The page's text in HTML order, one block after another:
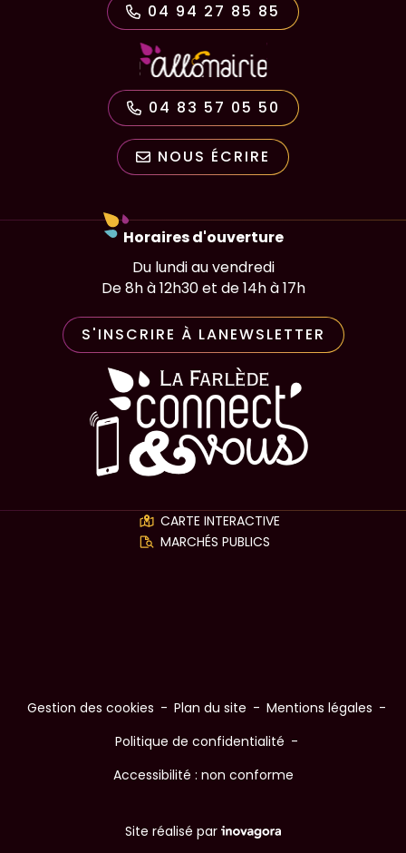
04 94 27 85 85
04 83 57 05 50
NOUS ÉCRIRE
Horaires d'ouverture
Du lundi au vendredi
De 8h à 12h30 et de 14h à 17h
S'INSCRIRE À LANEWSLETTER
CARTE INTERACTIVE
MARCHÉS PUBLICS
Gestion des cookies Plan du site
Mentions légales
Politique de confidentialité
Accessibilité : non conforme
Site réalisé par Inovagora (ouverture dans